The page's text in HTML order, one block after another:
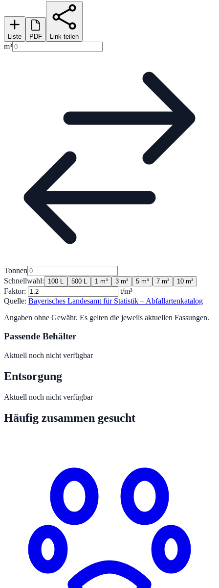
Liste PDF Link teilen
m³
Tonnen
Schnellwahl:
100 L 500 L 1 m³ 3 m³ 5 m³ 7 m³ 10 m³
Faktor:
t/m³
Quelle: Bayerisches Landesamt für Statistik – Abfallartenkatalog
Angaben ohne Gewähr. Es gelten die jeweils aktuellen Fassungen.
Passende Behälter
Aktuell noch nicht verfügbar
Entsorgung
Aktuell noch nicht verfügbar
Häufig zusammen gesucht